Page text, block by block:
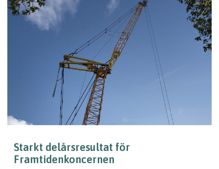
Starkt delårsresultat för
Framtidenkoncernen